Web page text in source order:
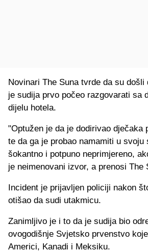
Novinari The Suna tvrde da su došli
je sudija prvo počeo razgovarati sa
dijelu hotela.
"Optužen je da je dodirivao dječaka
te da ga je probao namamiti u svoju
šokantno i potpuno neprimjereno,
je neimenovani izvor, a prenosi The
Incident je prijavljen policiji nakon
otišao da sudi utakmicu.
Zanimljivo je i to da je sudija bio
ovogodišnje Svjetsko prvenstvo
Americi, Kanadi i Meksiku.